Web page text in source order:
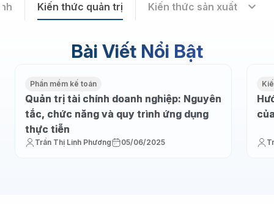
Kiến thức quản trị Kiến thức sản xuất
Bài Viết Nổi Bật
Phần mềm kế toán
Quản trị tài chính doanh nghiệp: Nguyên
tắc, chức năng và quy trình ứng dụng
thực tiễn
Trần Thị Linh Phương 05/06/2025